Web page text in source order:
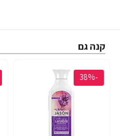
קנה גם
-38%